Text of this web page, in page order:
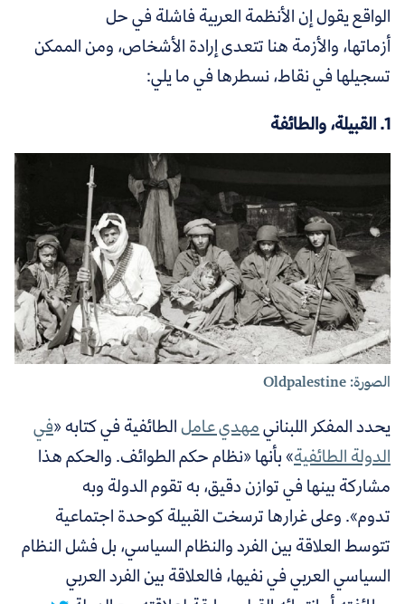
الواقع يقول إن الأنظمة العربية فاشلة في حل
أزماتها،والأزمة هنا تتعدى إرادة الأشخاص، ومن الممكن
تسجيلها في نقاط، نسطرها في ما يلي:
الصورة: Oldpalestine
يحدد المفكر اللبنانيمهدي عاملالطائفية في كتابه «في
الدولة الطائفية» بأنها «نظام حكم الطوائف. والحكم هذا
مشاركة بينها في توازن دقيق، به تقوم الدولة وبه
تدوم».وعلى غرارهاترسخت القبيلة كوحدة اجتماعية
تتوسط العلاقة بين الفرد والنظام السياسي، بل فشل النظام
السياسي العربي في نفيها، فالعلاقة بين الفرد العربي